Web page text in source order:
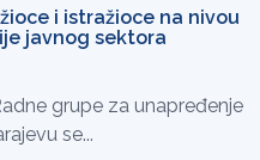
i istražioce na nivou
javnog sektora
grupe za unapređenje
se...